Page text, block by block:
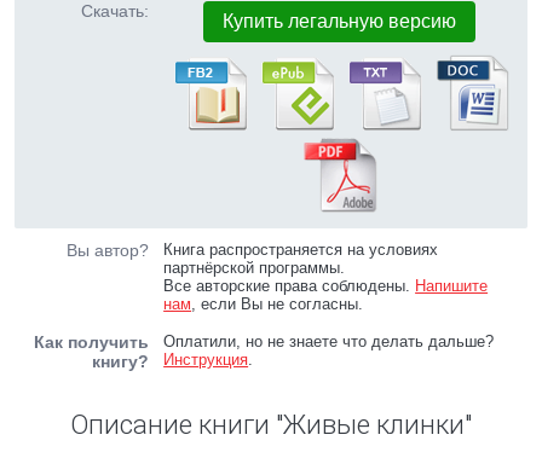
Скачать: Купить легальную версию
Вы автор?
Книга распространяется на условиях
партнёрской программы.
Все авторские права соблюдены. Напишите
нам, если Вы не согласны.
Как получить
книгу?
Оплатили, но не знаете что делать дальше?
Инструкция.
Описание книги "Живые клинки"